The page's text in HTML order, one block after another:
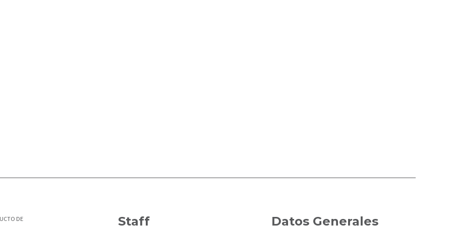
DE Staff Datos Generales